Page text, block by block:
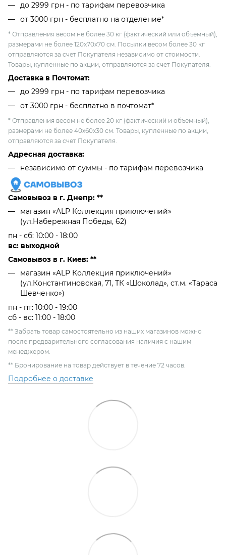
до 2999 грн - по тарифам перевозчика
от 3000 грн - бесплатно на отделение*
* Отправления весом не более 30 кг (фактический или объемный),
размерами не более 120х70х70 см. Посылки весом более 30 кг
отправляются за счет Покупателя независимо от стоимости.
Товары, купленные по акции, отправляются за счет Покупателя.
Доставка в Почтомат:
до 2999 грн - по тарифам перевозчика
от 3000 грн - бесплатно в почтомат*
* Отправления весом не более 20 кг (фактический и объемный),
размерами не более 40х60х30 см. Товары, купленные по акции,
отправляются за счет Покупателя.
Адресная доставка:
независимо от cуммы - по тарифам перевозчика
Самовывоз в г. Днепр: **
магазин «ALP Коллекция приключений»
(ул.Набережная Победы, 62)
пн - сб: 10:00 - 18:00
вс: выходной
Самовывоз в г. Киев: **
магазин «ALP Коллекция приключений»
(ул.Константиновская, 71, ТК «Шоколад», ст.м. «Тараса
Шевченко»)
пн - пт: 10:00 - 19:00
сб - вс: 11:00 - 18:00
** Забрать товар самостоятельно из наших магазинов можно
после предварительного согласования наличия с нашим
менеджером.
** Бронирование на товар действует в течение 72 часов.
Подробнее о доставке